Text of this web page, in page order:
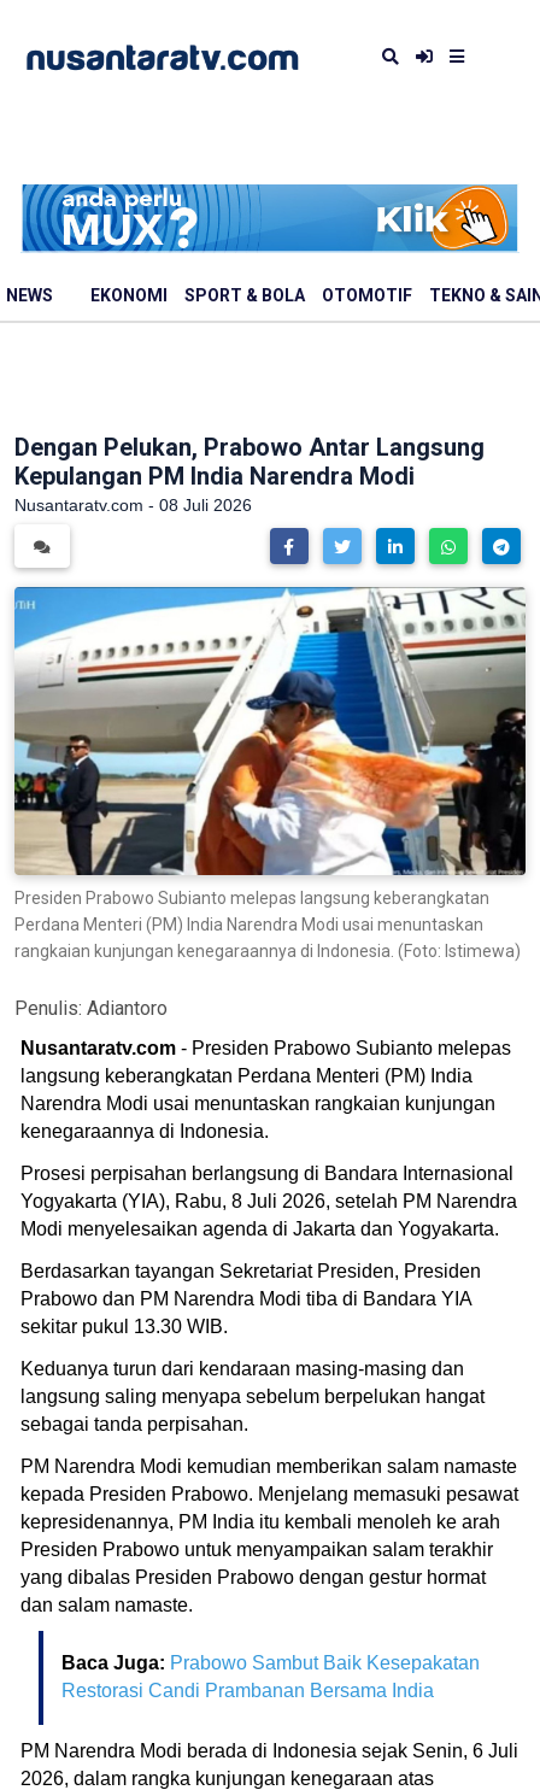
NEWS EKONOMI SPORT & BOLA OTOMOTIF TEKNO &
Dengan Pelukan, Prabowo Antar Langsung
Kepulangan PM India Narendra Modi
Nusantaratv.com - 08 Juli 2026
Presiden Prabowo Subianto melepas langsung keberangkatan
Perdana Menteri (PM) India Narendra Modi usai menuntaskan
rangkaian kunjungan kenegaraannya di Indonesia. (Foto: Istimewa)
Penulis: Adiantoro
Nusantaratv.com - Presiden Prabowo Subianto melepas
langsung keberangkatan Perdana Menteri (PM) India
Narendra Modi usai menuntaskan rangkaian kunjungan
kenegaraannya di Indonesia.
Prosesi perpisahan berlangsung di Bandara Internasional
Yogyakarta (YIA), Rabu, 8 Juli 2026, setelah PM Narendra
Modi menyelesaikan agenda di Jakarta dan Yogyakarta.
Berdasarkan tayangan Sekretariat Presiden, Presiden
Prabowo dan PM Narendra Modi tiba di Bandara YIA
sekitar pukul 13.30 WIB.
Keduanya turun dari kendaraan masing-masing dan
langsung saling menyapa sebelum berpelukan hangat
sebagai tanda perpisahan.
PM Narendra Modi kemudian memberikan salam namaste
kepada Presiden Prabowo. Menjelang memasuki pesawat
kepresidenannya, PM India itu kembali menoleh ke arah
Presiden Prabowo untuk menyampaikan salam terakhir
yang dibalas Presiden Prabowo dengan gestur hormat
dan salam namaste.
Baca Juga: Prabowo Sambut Baik Kesepakatan
Restorasi Candi Prambanan Bersama India
PM Narendra Modi berada di Indonesia sejak Senin, 6 Juli
2026, dalam rangka kunjungan kenegaraan atas